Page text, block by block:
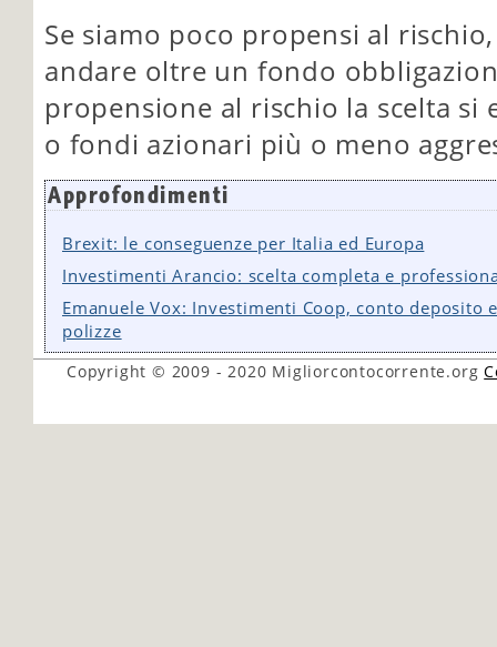
Se siamo poco propensi al
andare oltre un fondo
propensione al rischio la scelta si
o fondi azionari più o meno
Approfondimenti
Brexit: le conseguenze per Italia ed Europa
Investimenti Arancio: scelta completa e
Emanuele Vox: Investimenti Coop, conto deposito
polizze
Copyright © 2009 - 2020 Migliorcontocorrente.org